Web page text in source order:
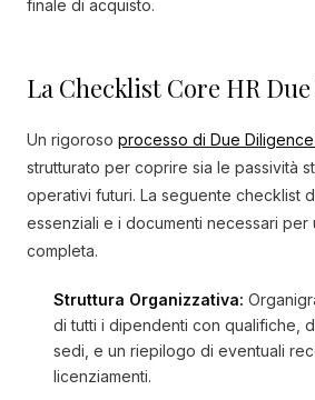
finale di acquisto.
La Checklist Core HR
Un rigoroso processo di Due Diligence
strutturato per coprire sia le passività
operativi futuri. La seguente checklist
essenziali e i documenti necessari per
completa.
Struttura Organizzativa:
di tutti i dipendenti con qualifiche,
sedi, e un riepilogo di eventuali
licenziamenti.